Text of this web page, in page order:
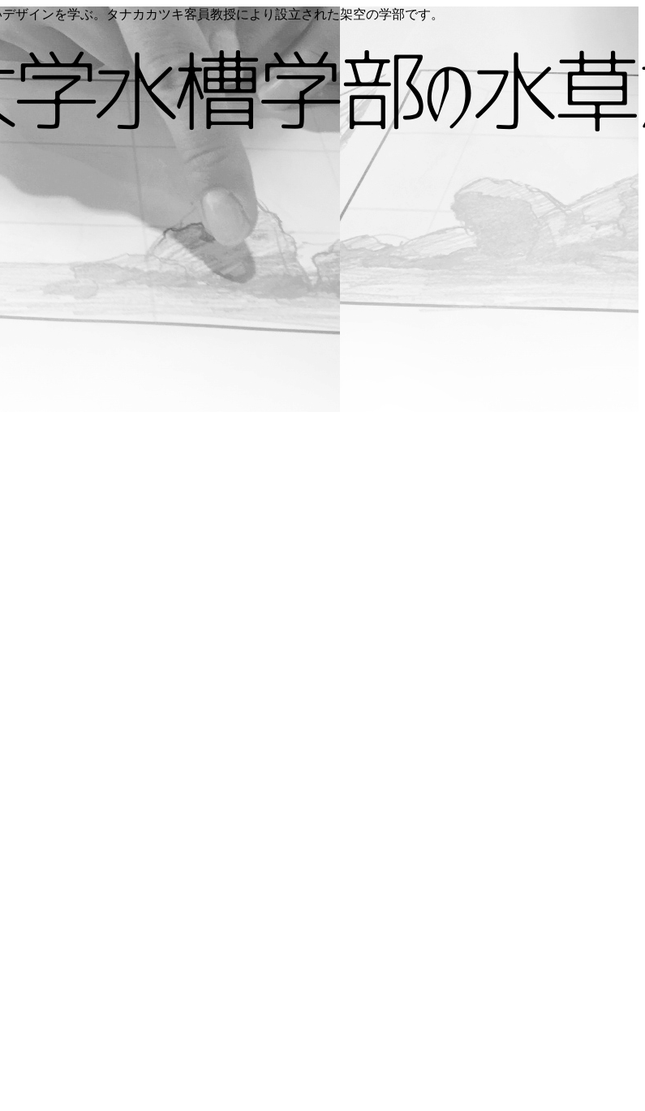
ザインを学ぶ。タナカカツキ客員教授により設立された架空の学部です。